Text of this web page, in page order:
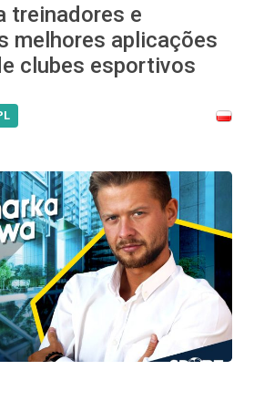
treinadores e
melhores aplicações
clubes esportivos